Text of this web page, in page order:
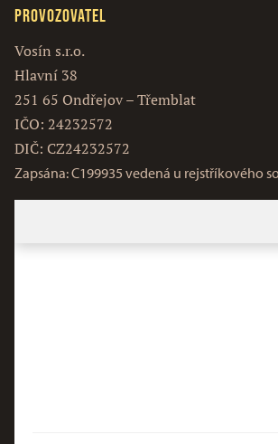
Provozovatel
Vosín s.r.o.
Hlavní 38
251 65 Ondřejov – Třemblat
IČO: 24232572
DIČ: CZ24232572
Zapsána: C199935 vedená u rejstříkového